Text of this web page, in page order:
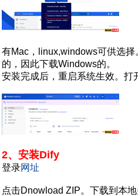
有Mac，linux,windows可供选
的，因此下载Windows的。
安装完成后，重启系统生效。打
2、安装Dify
登录网址
点击Dnowload ZIP。下载到本